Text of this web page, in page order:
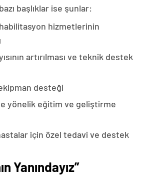
başlıklar ise şunlar:
hizmetlerinin
artırılması ve teknik destek
desteği
yönelik eğitim ve geliştirme
için özel tedavi ve destek
Yanındayız”